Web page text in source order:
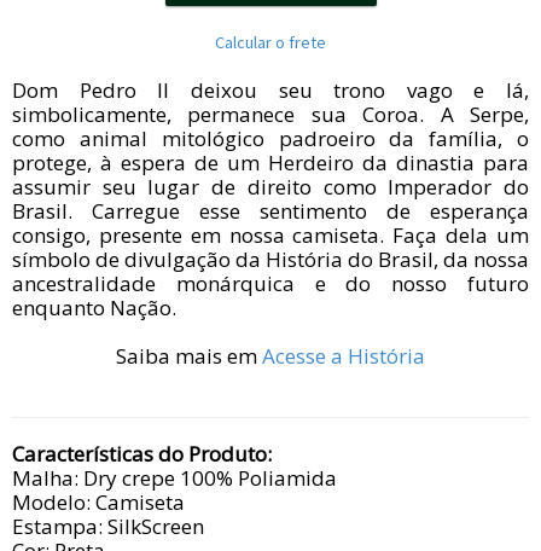
Calcular o frete
Dom Pedro II deixou seu trono vago e lá,
simbolicamente, permanece sua Coroa. A Serpe,
como animal mitológico padroeiro da família, o
protege, à espera de um Herdeiro da dinastia para
assumir seu lugar de direito como Imperador do
Brasil. Carregue esse sentimento de esperança
consigo, presente em nossa camiseta. Faça dela um
símbolo de divulgação da História do Brasil, da nossa
ancestralidade monárquica e do nosso futuro
enquanto Nação.
Saiba mais emAcesse a História
Características do Produto:
Malha: Dry crepe 100% Poliamida
Modelo: Camiseta
Estampa: SilkScreen